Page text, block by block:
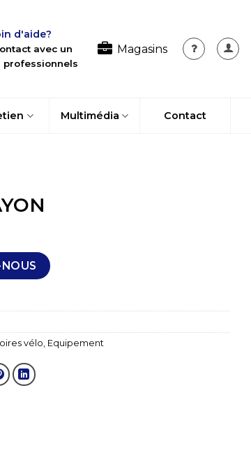
d'aide?
avec un
professionnels
Magasins
Multimédia Contact
vélo, Equipement